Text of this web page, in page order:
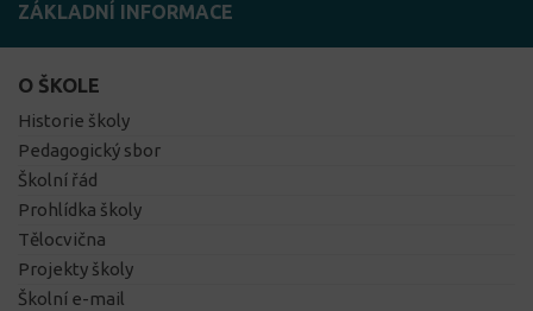
ZÁKLADNÍ INFORMACE
O ŠKOLE
Historie školy
Pedagogický sbor
Školní řád
Prohlídka školy
Tělocvična
Projekty školy
Školní e-mail